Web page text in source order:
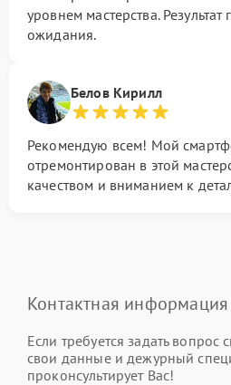
уровнем мастерства.
ожидания.
Белов Кирилл
Рекомендую всем! Мой
отремонтирован в этой
качеством и вниманием к
Контактная информация
Если требуется задать вопрос
свои данные и дежурный
проконсультирует Вас!